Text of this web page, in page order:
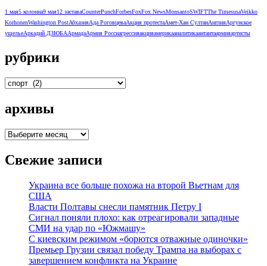
1 мая5 колонна9 мая12 заставаCounterPunchForbesFoxFox NewsMonsantoSWIFTThe TimesusaVeikko
KorhonenWashington PostАбхазияАда РоговцеваАкция протестаАмет-Хан СултанАнглияАргунское
ущельеАркадий ДЗЮБААрмадаАрмия Россиагрессияакцияамерикааналитикаантантаармияартисты
рубрики
рубрики
архивы
архивы
Свежие записи
Украина все больше похожа на второй Вьетнам для
США
Власти Полтавы снесли памятник Петру I
Сигнал поняли плохо: как отреагировали западные
СМИ на удар по «Южмашу»
С киевским режимом «борются отважные одиночки»
Премьер Грузии связал победу Трампа на выборах с
завершением конфликта на Украине